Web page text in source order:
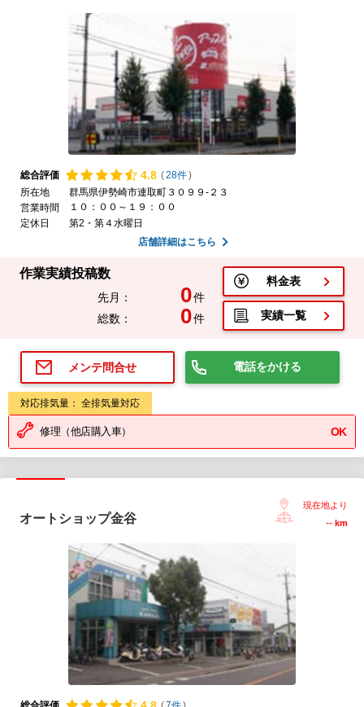
総合評価 4.8 (28件)
所在地
群馬県伊勢崎市連取町３０９９-２３
営業時間
１０：００～１９：００
定休日
第2・第４水曜日
店舗詳細はこちら
作業実績投稿数
先月： 0件
総数：
0件
料金表
実績一覧
メンテ問合せ 電話をかける
対応排気量： 全排気量対応
修理（他店購入車） OK
オートショップ金谷
現在地より
-- km